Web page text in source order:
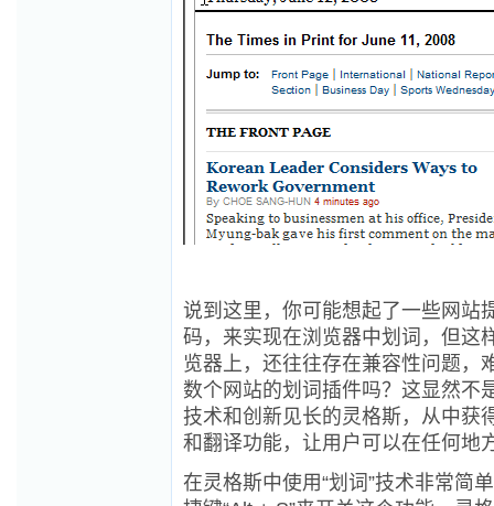
说到这里，你可能想起了一些网站
码，来实现在浏览器中划词，但这
览器上，还往往存在兼容性问题，
数个网站的划词插件吗？这显然不
技术和创新见长的灵格斯，从中获
和翻译功能，让用户可以在任何地
在灵格斯中使用“划词”技术非常简